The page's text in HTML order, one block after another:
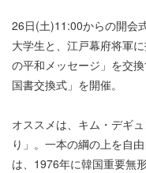
26日(土)11:00からの開会
大学生と、江戸幕府将軍
の平和メッセージ」を交
国書交換式」を開催。
オススメは、キム・デギ
り」。一本の綱の上を自
は、1976年に韓国重要無